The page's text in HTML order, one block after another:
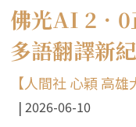
佛光AI 2．
多語翻譯新
【人間社 心穎 高雄
2026-06-10